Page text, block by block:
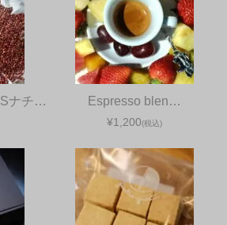
ナチ… Espresso blen…
¥1,200(税込)